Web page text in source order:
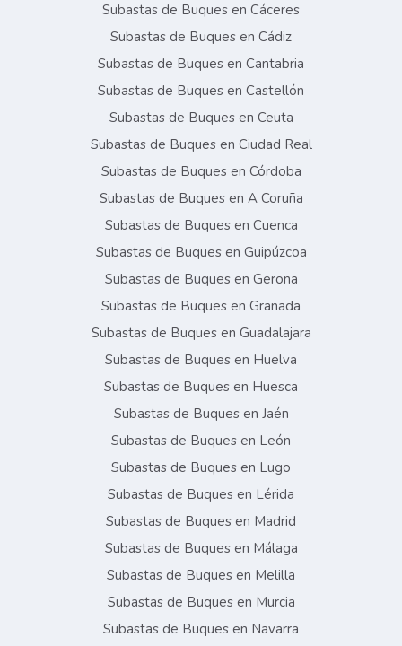
Subastas de Buques en Cáceres
Subastas de Buques en Cádiz
Subastas de Buques en Cantabria
Subastas de Buques en Castellón
Subastas de Buques en Ceuta
Subastas de Buques en Ciudad Real
Subastas de Buques en Córdoba
Subastas de Buques en A Coruña
Subastas de Buques en Cuenca
Subastas de Buques en Guipúzcoa
Subastas de Buques en Gerona
Subastas de Buques en Granada
Subastas de Buques en Guadalajara
Subastas de Buques en Huelva
Subastas de Buques en Huesca
Subastas de Buques en Jaén
Subastas de Buques en León
Subastas de Buques en Lugo
Subastas de Buques en Lérida
Subastas de Buques en Madrid
Subastas de Buques en Málaga
Subastas de Buques en Melilla
Subastas de Buques en Murcia
Subastas de Buques en Navarra